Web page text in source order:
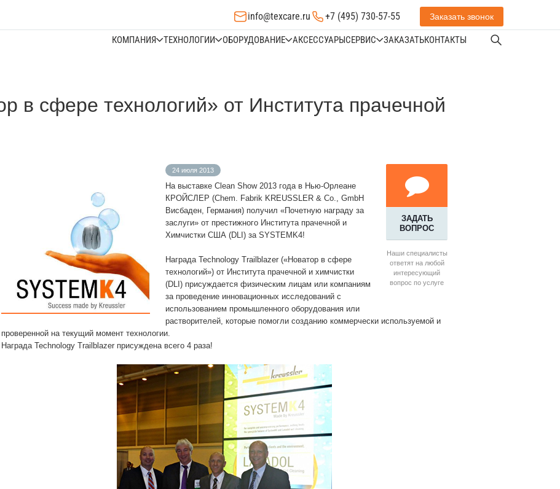
info@texcare.ru +7 (495) 730-57-55 Заказать звонок
КОМПАНИЯ ТЕХНОЛОГИИ ОБОРУДОВАНИЕ АКСЕССУАРЫСЕРВИС ЗАКАЗАТЬКОНТАКТЫ
в сфере технологий» от Института прачечной
ЗАДАТЬ
ВОПРОС
Наши специалисты
ответят на любой
интересующий
вопрос по услуге
24 июля 2013
На выставке Clean Show 2013 года в Нью-Орлеане
КРОЙСЛЕР (Chem. Fabrik KREUSSLER & Co., GmbH
Висбаден, Германия) получил «Почетную награду за
заслуги» от престижного Института прачечной и
Химчистки США (DLI) за SYSTEMK4!
Награда Technology Trailblazer («Новатор в сфере
технологий») от Института прачечной и химчистки
(DLI) присуждается физическим лицам или компаниям
за проведение инновационных исследований с
использованием промышленного оборудования или
растворителей, которые помогли созданию коммерчески используемой и
проверенной на текущий момент технологии.
Награда Technology Trailblazer присуждена всего 4 раза!